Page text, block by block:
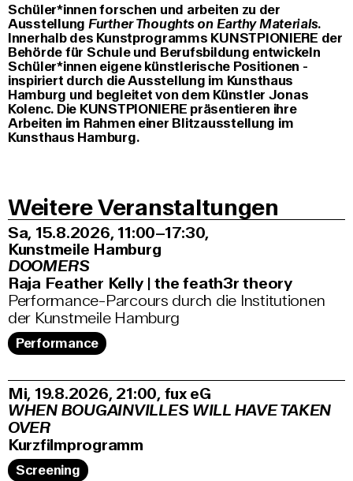
Schüler*innen forschen und arbeiten zu der
Ausstellung Further Thoughts on Earthy Materials.
Innerhalb des Kunstprogramms KUNSTPIONIERE der
Behörde für Schule und Berufsbildung entwickeln
Schüler*innen eigene künstlerische Positionen -
inspiriert durch die Ausstellung im Kunsthaus
Hamburg und begleitet von dem Künstler Jonas
Kolenc. Die KUNSTPIONIERE präsentieren ihre
Arbeiten im Rahmen einer Blitzausstellung im
Kunsthaus Hamburg.
Weitere Veranstaltungen
Sa, 15.8.2026 11:00–17:30,
Kunstmeile Hamburg
DOOMERS
Raja Feather Kelly | the feath3r theory
Performance-Parcours durch die Institutionen
der Kunstmeile Hamburg
Performance
Mi, 19.8.2026 21:00, fux eG
WHEN BOUGAINVILLES WILL HAVE TAKEN
OVER
Kurzfilmprogramm
Screening